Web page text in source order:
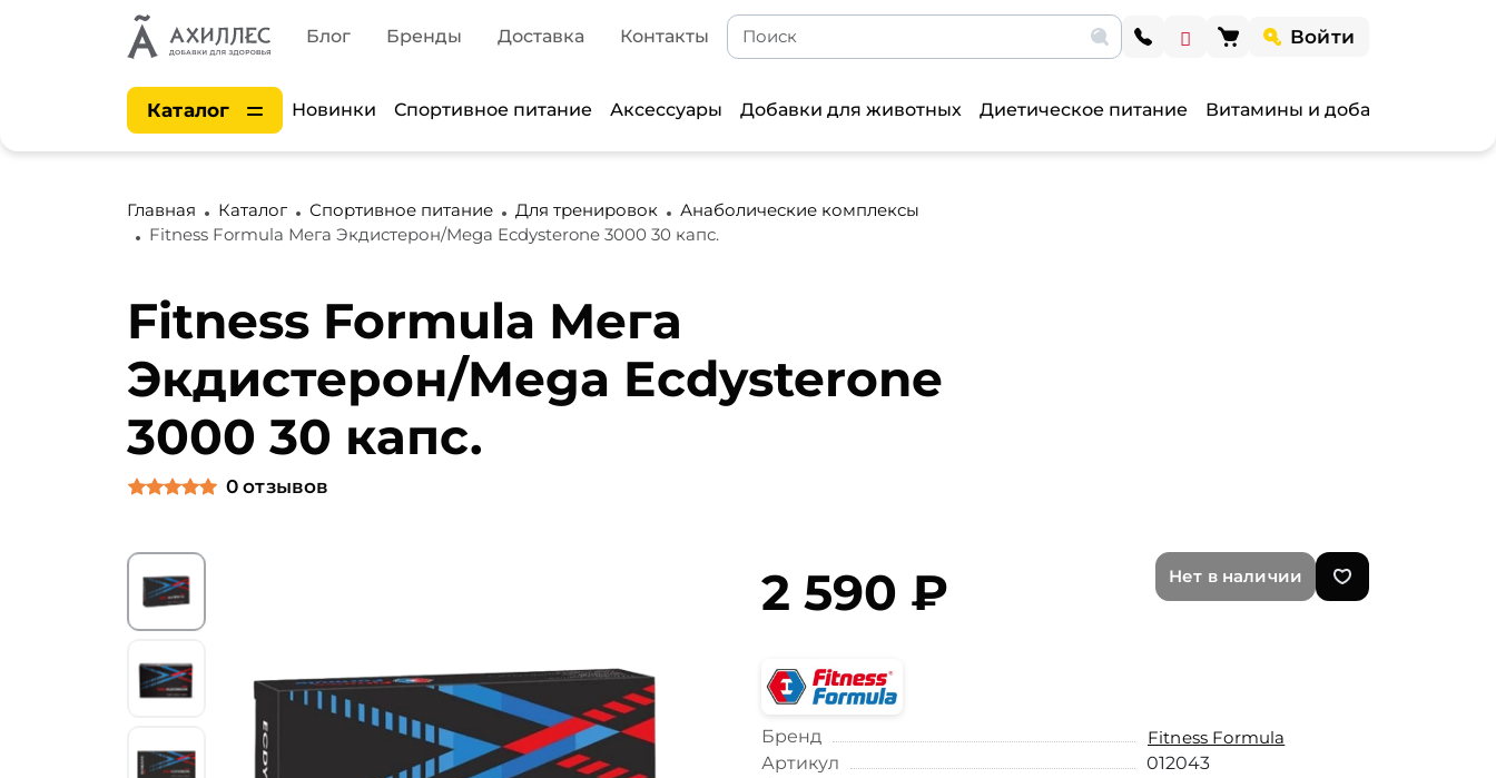
Блог Бренды Доставка Контакты Войти
Каталог Новинки Спортивное питание Аксессуары Добавки для животных Диетическое питание Витамины и добавки
Главная Каталог Спортивное питание Для тренировок
Анаболические комплексы
Fitness Formula Мега Экдистерон/Mega Ecdysterone 3000 30 капс.
Fitness Formula Мега
Экдистерон/Mega Ecdysterone
3000 30 капс.
0 отзывов
2 590 ₽ Нет в наличии
Бренд
Fitness Formula
Артикул
012043